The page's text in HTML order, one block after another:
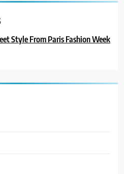
Style From Paris Fashion Week